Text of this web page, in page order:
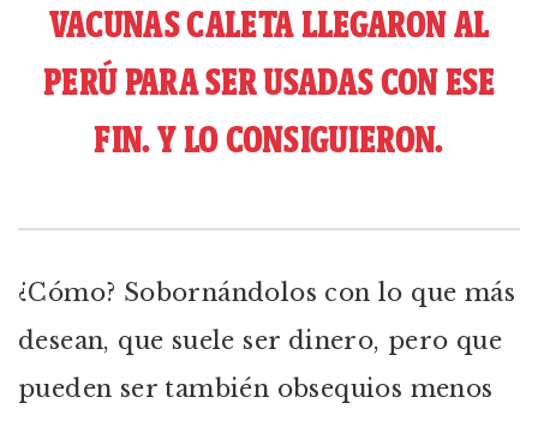
VACUNAS CALETA LLEGARON AL
PERÚ PARA SER USADAS CON ESE
FIN. Y LO CONSIGUIERON.
¿Cómo? Sobornándolos con lo que más
desean, que suele ser dinero, pero que
pueden ser también obsequios menos